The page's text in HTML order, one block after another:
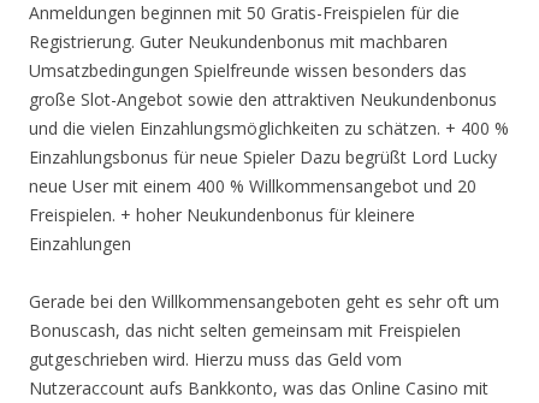
Anmeldungen beginnen mit 50 Gratis-Freispielen für die
Registrierung. Guter Neukundenbonus mit machbaren
Umsatzbedingungen Spielfreunde wissen besonders das
große Slot-Angebot sowie den attraktiven Neukundenbonus
und die vielen Einzahlungsmöglichkeiten zu schätzen. + 400 %
Einzahlungsbonus für neue Spieler Dazu begrüßt Lord Lucky
neue User mit einem 400 % Willkommensangebot und 20
Freispielen. + hoher Neukundenbonus für kleinere
Einzahlungen
Gerade bei den Willkommensangeboten geht es sehr oft um
Bonuscash, das nicht selten gemeinsam mit Freispielen
gutgeschrieben wird. Hierzu muss das Geld vom
Nutzeraccount aufs Bankkonto, was das Online Casino mit